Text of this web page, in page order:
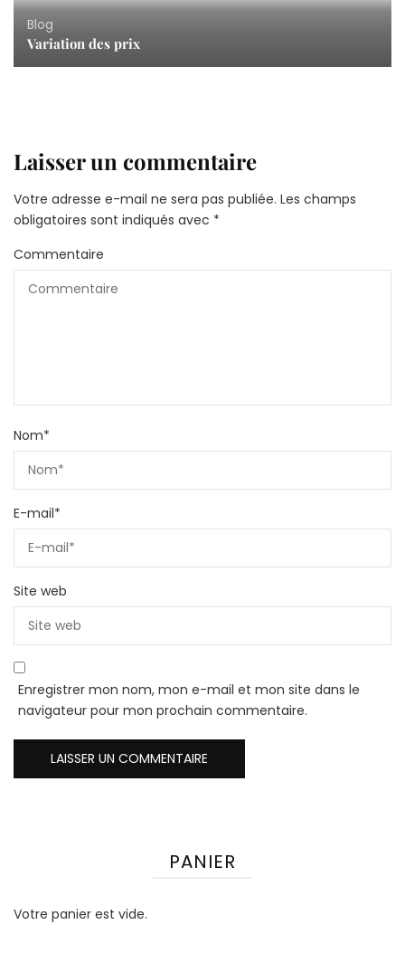
Blog
Variation des prix
Laisser un commentaire
Votre adresse e-mail ne sera pas publiée. Les champs
obligatoires sont indiqués avec *
Commentaire
Nom*
E-mail*
Site web
Enregistrer mon nom, mon e-mail et mon site dans le
navigateur pour mon prochain commentaire.
PANIER
Votre panier est vide.